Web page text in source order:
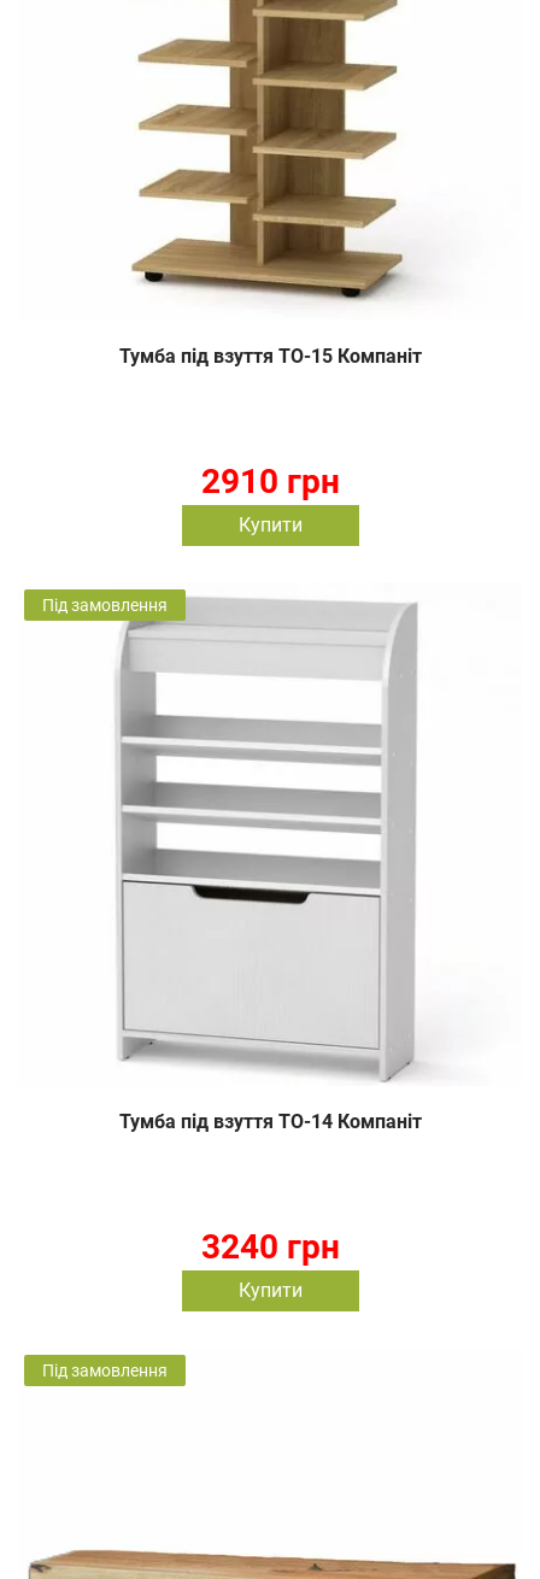
Тумба під взуття ТО-15 Компаніт
2910 грн
Купити
Під замовлення
Тумба під взуття ТО-14 Компаніт
3240 грн
Купити
Під замовлення